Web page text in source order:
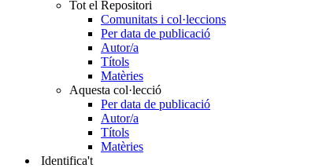
Tot el Repositori
Comunitats i col·leccions
Per data de publicació
Autor/a
Títols
Matèries
Aquesta col·lecció
Per data de publicació
Autor/a
Títols
Matèries
Identifica't